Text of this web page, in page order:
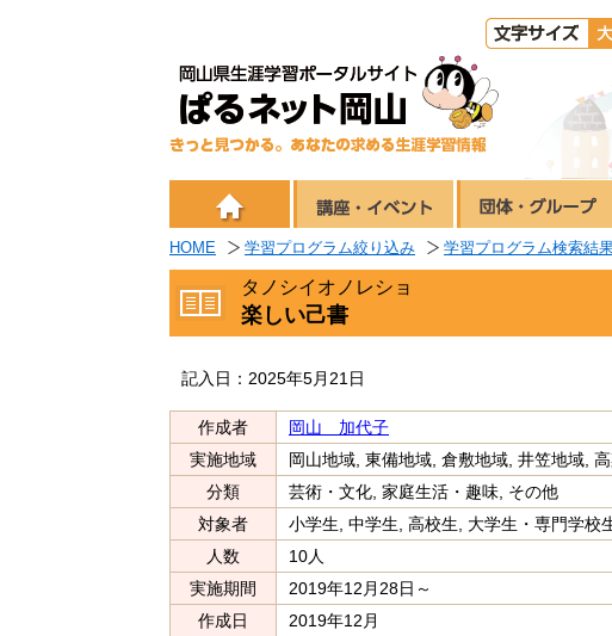
HOME 学習プログラム絞り込み 学習プログラム検索結
タノシイオノレショ
楽しい己書
記入日：2025年5月21日
作成者
岡山 加代子
実施地域
岡山地域, 東備地域, 倉敷地域, 井笠地域,
分類
芸術・文化, 家庭生活・趣味, その他
対象者
小学生, 中学生, 高校生, 大学生・専門学校
人数
10人
実施期間
2019年12月28日～
作成日
2019年12月